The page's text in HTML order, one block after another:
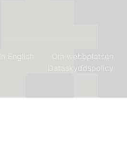
Om webbplatsen
Dataskyddspolicy